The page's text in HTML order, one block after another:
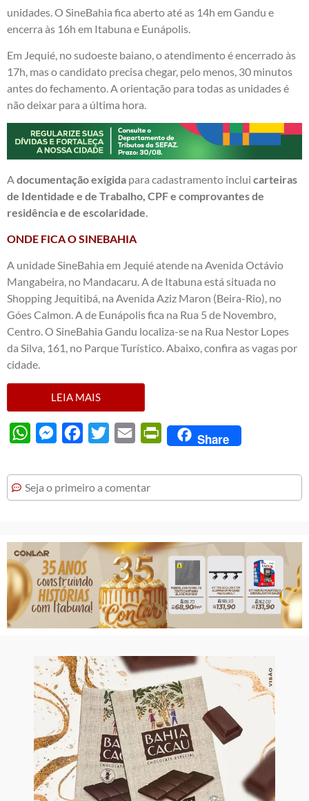
unidades. O SineBahia fica aberto até as 14h em Gandu e
encerra às 16h em Itabuna e Eunápolis.
Em Jequié, no sudoeste baiano, o atendimento é encerrado às
17h, mas o candidato precisa chegar, pelo menos, 30 minutos
antes do fechamento. A orientação para todas as unidades é
não deixar para a última hora.
A documentação exigida para cadastramento inclui carteiras
de Identidade e de Trabalho, CPF e comprovantes de
residência e de escolaridade
ONDE FICA O SINEBAHIA
A unidade SineBahia em Jequié atende na Avenida Octávio
Mangabeira, no Mandacaru. A de Itabuna está situada no
Shopping Jequitibá, na Avenida Aziz Maron (Beira-Rio), no
Góes Calmon. A de Eunápolis fica na Rua 5 de Novembro,
Centro. O SineBahia Gandu localiza-se na Rua Nestor Lopes
da Silva, 161, no Parque Turístico. Abaixo, confira as vagas por
cidade.
LEIA MAIS
WhatsAppMessengerFacebook
Twitter Email PrintFriendly
Share
Seja o primeiro a comentar